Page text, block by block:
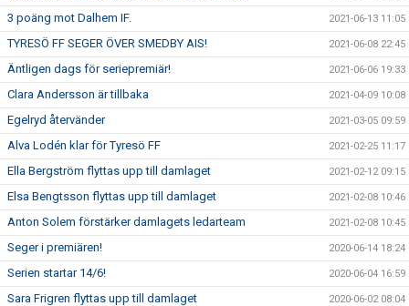
3 poäng mot Dalhem IF. 2021-06-13 11:05
TYRESÖ FF SEGER ÖVER SMEDBY AIS! 2021-06-08 22:45
Äntligen dags för seriepremiär! 2021-06-06 19:33
Clara Andersson är tillbaka 2021-04-09 10:08
Egelryd återvänder 2021-03-05 09:59
Alva Lodén klar för Tyresö FF 2021-02-25 11:17
Ella Bergström flyttas upp till damlaget 2021-02-12 09:15
Elsa Bengtsson flyttas upp till damlaget 2021-02-08 10:46
Anton Solem förstärker damlagets ledarteam 2021-02-08 10:45
Seger i premiären! 2020-06-14 18:24
Serien startar 14/6! 2020-06-04 16:59
Sara Frigren flyttas upp till damlaget 2020-06-02 08:04